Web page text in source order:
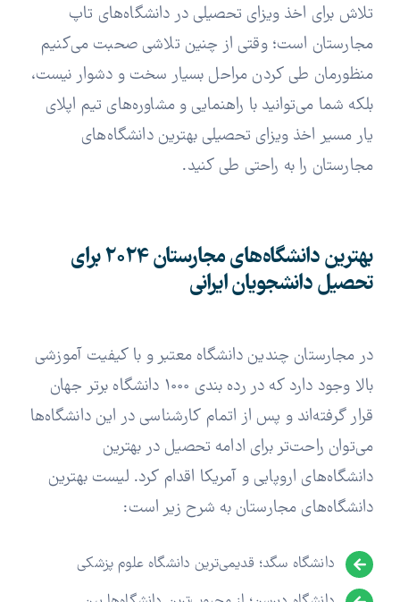
تلاش برای اخذ ویزای تحصیلی در دانشگاه‌های تاپ
مجارستان است؛ وقتی از چنین تلاشی صحبت می‌کنیم
منظورمان طی کردن مراحل بسیار سخت و دشوار نیست،
بلکه شما می‌توانید با راهنمایی و مشاوره‌های تیم اپلای
یار مسیر اخذ ویزای تحصیلی بهترین دانشگاه‌های
مجارستان را به راحتی طی کنید.
بهترین دانشگاه‌های مجارستان 2024 برای
تحصیل دانشجویان ایرانی
در مجارستان چندین دانشگاه معتبر و با کیفیت آموزشی
بالا وجود دارد که در رده بندی 1000 دانشگاه برتر جهان
قرار گرفته‌اند و پس از اتمام کارشناسی در این دانشگاه‌ها
می‌توان راحت‌تر برای ادامه تحصیل در بهترین
دانشگاه‌های اروپایی و آمریکا اقدام کرد. لیست بهترین
دانشگاه‌های مجارستان به شرح زیر است:
دانشگاه سگد؛ قدیمی‌ترین دانشگاه علوم پزشکی